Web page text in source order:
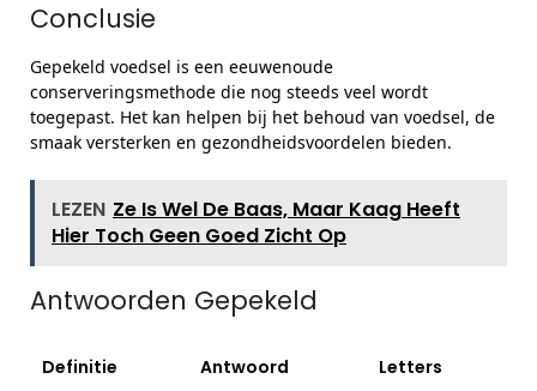
Conclusie
Gepekeld voedsel is een eeuwenoude
conserveringsmethode die nog steeds veel wordt
toegepast. Het kan helpen bij het behoud van voedsel, de
smaak versterken en gezondheidsvoordelen bieden.
LEZEN Ze Is Wel De Baas, Maar Kaag Heeft
Hier Toch Geen Goed Zicht Op
Antwoorden Gepekeld
Definitie Antwoord Letters